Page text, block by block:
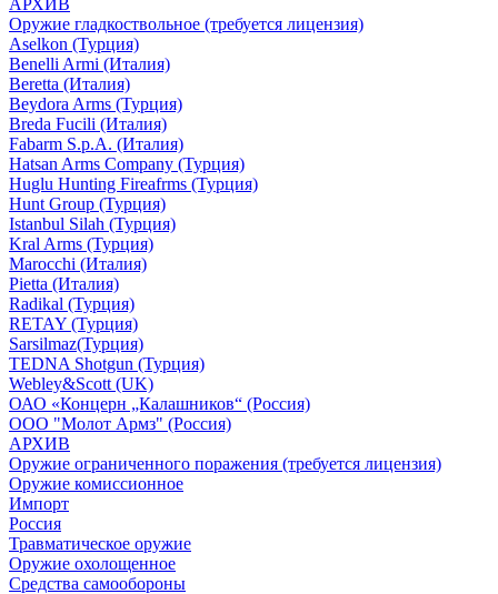
АРХИВ
Оружие гладкоствольное (требуется лицензия)
Aselkon (Турция)
Benelli Armi (Италия)
Beretta (Италия)
Beydora Arms (Турция)
Breda Fucili (Италия)
Fabarm S.p.A. (Италия)
Hatsan Arms Company (Турция)
Huglu Hunting Fireafrms (Турция)
Hunt Group (Турция)
Istanbul Silah (Турция)
Kral Arms (Турция)
Marocchi (Италия)
Pietta (Италия)
Radikal (Турция)
RETAY (Турция)
Sarsilmaz(Турция)
TEDNA Shotgun (Турция)
Webley&Scott (UK)
ОАО «Концерн „Калашников“ (Россия)
ООО "Молот Армз" (Россия)
АРХИВ
Оружие ограниченного поражения (требуется лицензия)
Оружие комиссионное
Импорт
Россия
Травматическое оружие
Оружие охолощенное
Средства самообороны